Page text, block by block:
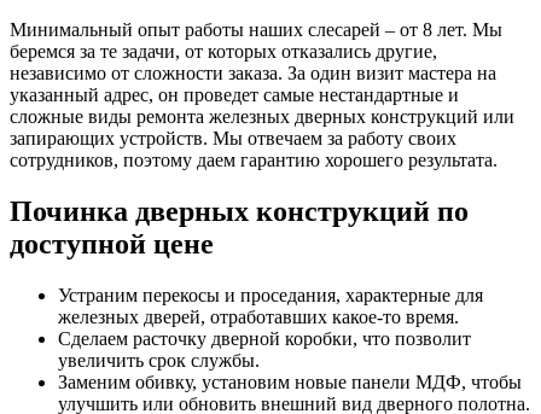
Минимальный опыт работы наших слесарей – от 8 лет. Мы
беремся за те задачи, от которых отказались другие,
независимо от сложности заказа. За один визит мастера на
указанный адрес, он проведет самые нестандартные и
сложные виды ремонта железных дверных конструкций или
запирающих устройств. Мы отвечаем за работу своих
сотрудников, поэтому даем гарантию хорошего результата.
Починка дверных конструкций по
доступной цене
Устраним перекосы и проседания, характерные для
железных дверей, отработавших какое-то время.
Сделаем расточку дверной коробки, что позволит
увеличить срок службы.
Заменим обивку, установим новые панели МДФ, чтобы
улучшить или обновить внешний вид дверного полотна.